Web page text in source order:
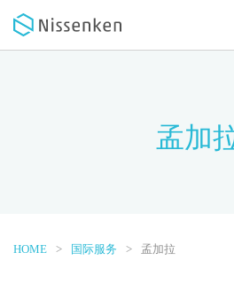
孟加
HOME 国际服务 孟加拉